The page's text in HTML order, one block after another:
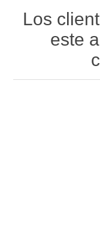
Los
este